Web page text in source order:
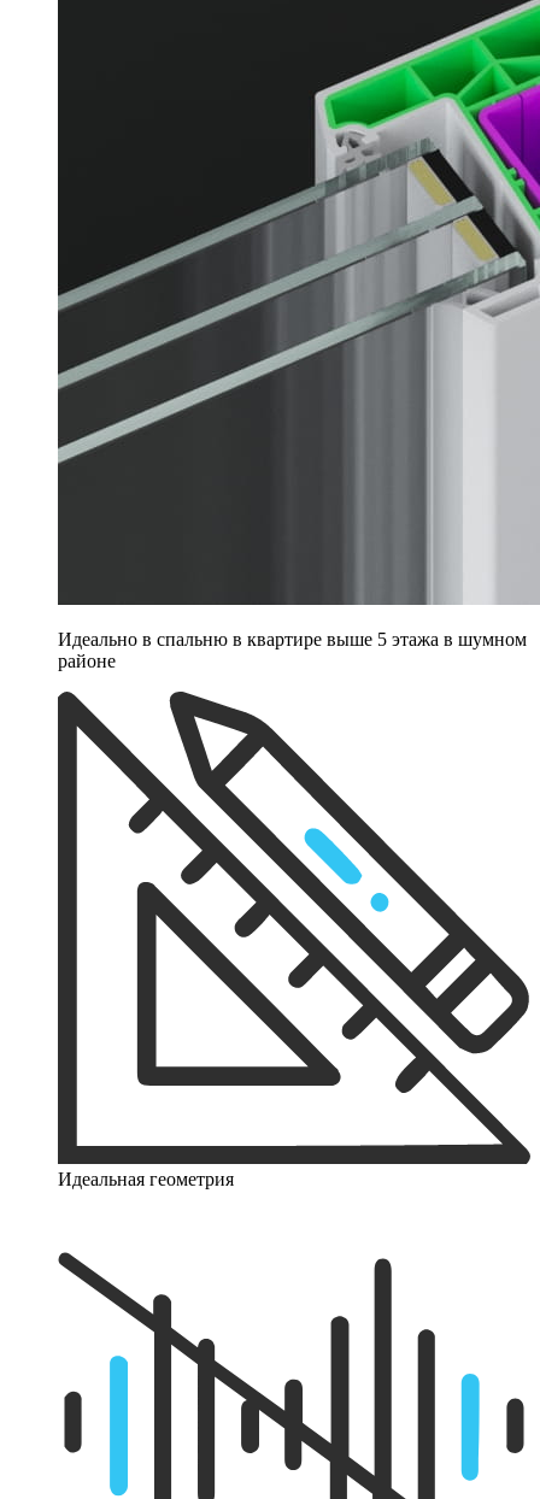
Идеально в спальню в квартире выше 5 этажа в шумном
районе
Идеальная геометрия